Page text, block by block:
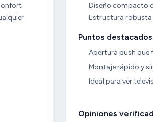
Diseño compacto
Estructura
Puntos destacados
Apertura push que
Montaje rápido y
Ideal para ver
Opiniones